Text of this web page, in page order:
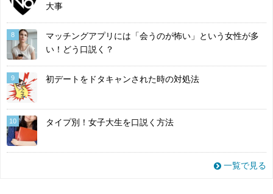
大事
8
マッチングアプリには「会うのが怖い」という女性が多
い！どう口説く？
9 初デートをドタキャンされた時の対処法
10 タイプ別！女子大生を口説く方法
一覧で見る